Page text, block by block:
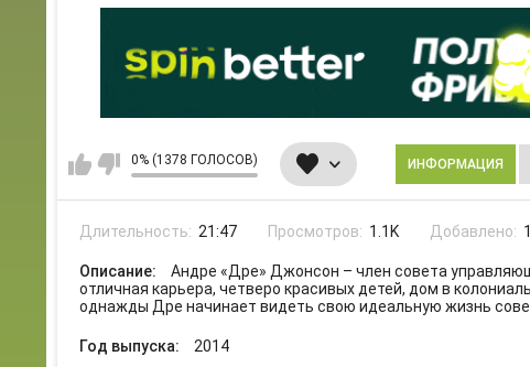
0% (1378 ГОЛОСОВ) ИНФОРМАЦИЯ
Длительность: 21:47 Просмотров: 1.1K Добавлено:
Описание:
Андре «Дре» Джонсон – член совета
отличная карьера, четверо красивых детей, дом в
однажды Дре начинает видеть свою идеальную жизнь
Год выпуска: 2014